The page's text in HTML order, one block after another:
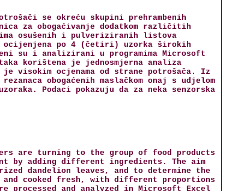
se okreću skupini prehrambenih
za obogaćivanje dodatkom različitih
osušenih i pulveriziranih listova
ocijenjena po 4 (četiri) uzorka širokih
su i analizirani u programima Microsoft
korištena je jednosmjerna analiza
visokim ocjenama od strane potrošača. Iz
obogaćenih maslačkom onaj s udjelom
Podaci pokazuju da za neka senzorska
are turning to the group of food products
by adding different ingredients. The aim
dandelion leaves, and to determine the
and cooked fresh, with different proportions
processed and analyzed in Microsoft Excel